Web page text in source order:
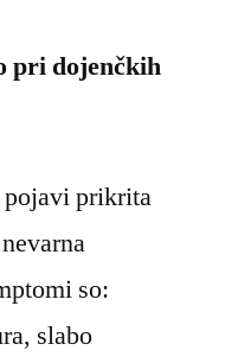
pri dojenčkih
pojavi prikrita
so:
slabo